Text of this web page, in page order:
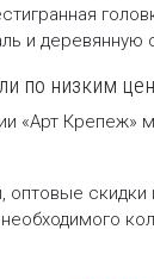
и деревянную
по низким
«Арт
скидки
необходимого